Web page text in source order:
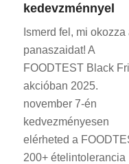
kedevzménnyel
Ismerd fel, mi okozza
panaszaidat! A
FOODTEST Black
akcióban 2025.
november 7-én
kedvezményesen
elérheted a
200+ ételintolerancia